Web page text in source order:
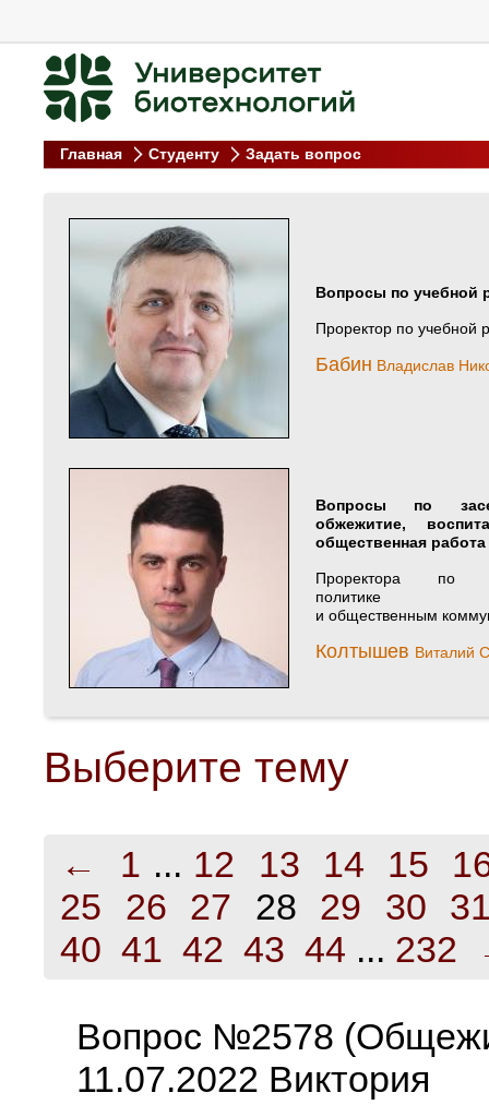
Главная Студенту Задать вопрос
Вопросы по учебной
Проректор по учебной
Бабин Владислав
Вопросы по
обжежитие,
общественная работа
Проректора по
политике
и общественным
Колтышев Виталий
Выберите тему
← 1 ... 12 13 14 15
25
26 27 28 29 30
40 41 42 43 44 ... 232
Вопрос №2578
11.07.2022 Виктория